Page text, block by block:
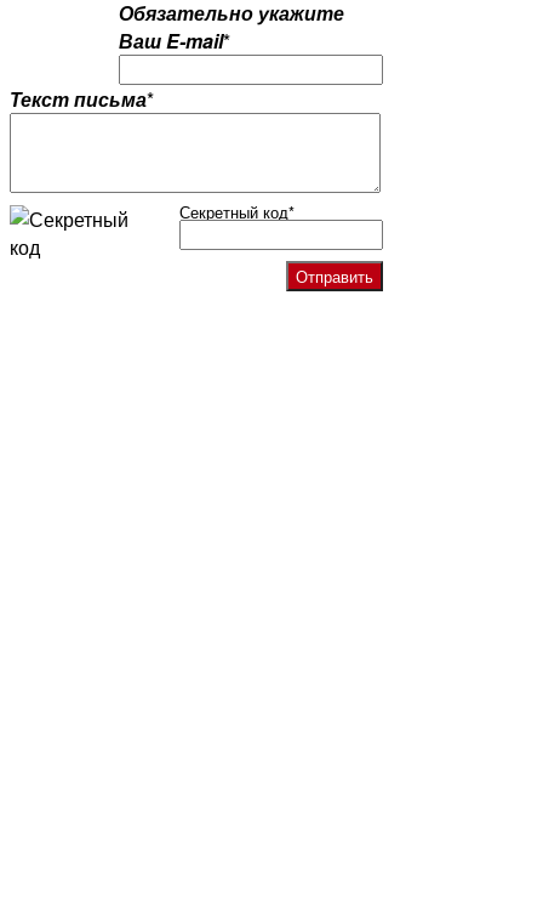
Обязательно укажите
Ваш E-mail*
Текст письма*
Секретный код*